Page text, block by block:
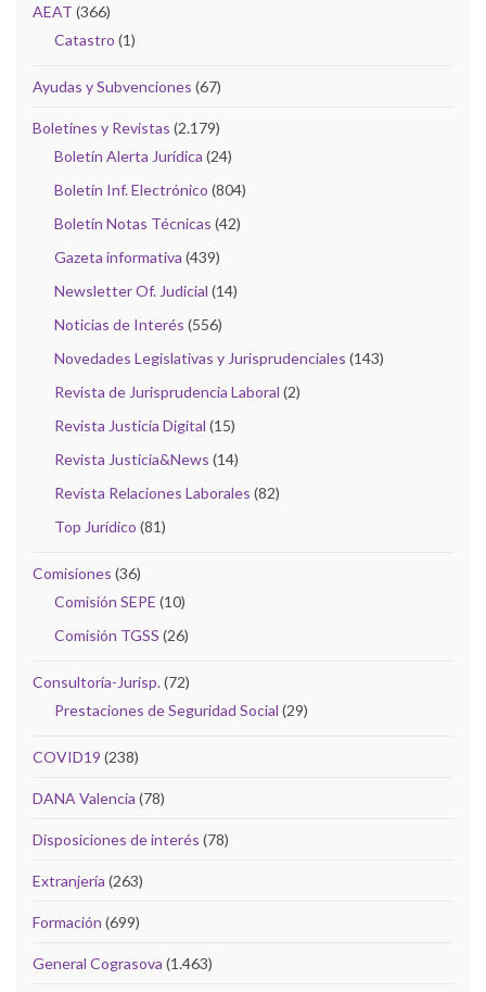
AEAT (366)
Catastro (1)
Ayudas y Subvenciones (67)
Boletines y Revistas (2.179)
Boletín Alerta Jurídica (24)
Boletín Inf. Electrónico (804)
Boletín Notas Técnicas (42)
Gazeta informativa (439)
Newsletter Of. Judicial (14)
Noticias de Interés (556)
Novedades Legislativas y Jurisprudenciales (143)
Revista de Jurisprudencia Laboral (2)
Revista Justicia Digital (15)
Revista Justicia&News (14)
Revista Relaciones Laborales (82)
Top Jurídico (81)
Comisiones (36)
Comisión SEPE (10)
Comisión TGSS (26)
Consultoría-Jurisp.(72)
Prestaciones de Seguridad Social (29)
COVID19 (238)
DANA Valencia (78)
Disposiciones de interés (78)
Extranjería (263)
Formación (699)
General Cograsova (1.463)